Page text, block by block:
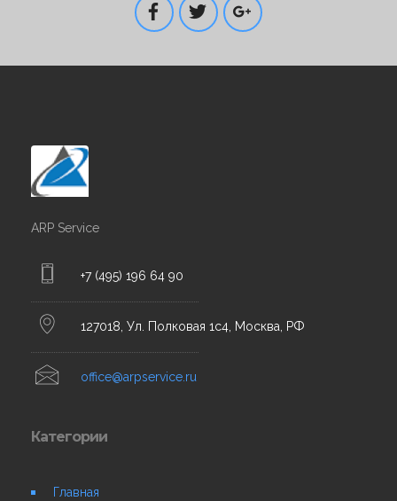
ARP Service
+7 (495) 196 64 90
127018, Ул. Полковая 1с4, Москва, РФ
office@arpservice.ru
Категории
Главная